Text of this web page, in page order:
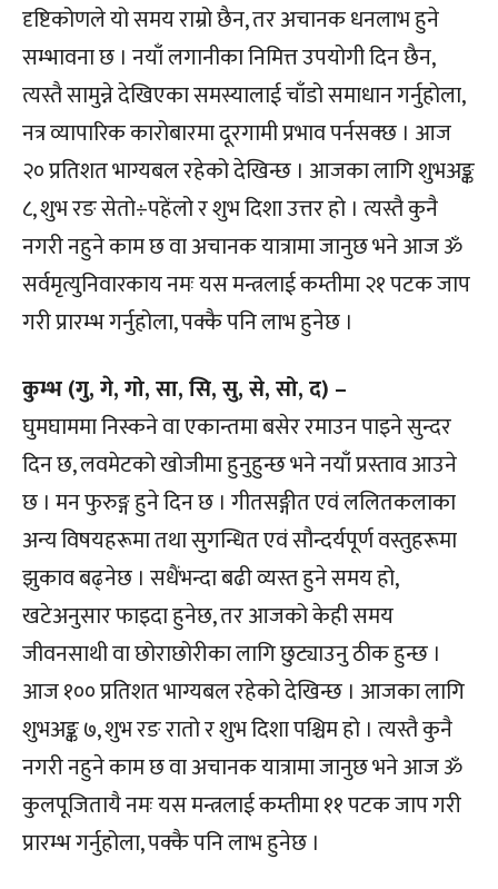
दृष्टिकोणले यो समय राम्रो छैन, तर अचानक धनलाभ हुने
सम्भावना छ । नयाँ लगानीका निमित्त उपयोगी दिन छैन,
त्यस्तै सामुन्ने देखिएका समस्यालाई चाँडो समाधान गर्नुहोला,
नत्र व्यापारिक कारोबारमा दूरगामी प्रभाव पर्नसक्छ । आज
२० प्रतिशत भाग्यबल रहेको देखिन्छ । आजका लागि शुभअङ्क
८, शुभ रङ सेतो÷पहेंलो र शुभ दिशा उत्तर हो । त्यस्तै कुनै
नगरी नहुने काम छ वा अचानक यात्रामा जानुछ भने आज ॐ
सर्वमृत्युनिवारकाय नमः यस मन्त्रलाई कम्तीमा २१ पटक जाप
गरी प्रारम्भ गर्नुहोला, पक्कै पनि लाभ हुनेछ ।
कुम्भ (गु, गे, गो, सा, सि, सु, से, सो, द) –
घुमघाममा निस्कने वा एकान्तमा बसेर रमाउन पाइने सुन्दर
दिन छ, लवमेटको खोजीमा हुनुहुन्छ भने नयाँ प्रस्ताव आउने
छ । मन फुरुङ्ग हुने दिन छ । गीतसङ्गीत एवं ललितकलाका
अन्य विषयहरूमा तथा सुगन्धित एवं सौन्दर्यपूर्ण वस्तुहरूमा
झुकाव बढ्नेछ । सधैंभन्दा बढी व्यस्त हुने समय हो,
खटेअनुसार फाइदा हुनेछ, तर आजको केही समय
जीवनसाथी वा छोराछोरीका लागि छुट्याउनु ठीक हुन्छ ।
आज १०० प्रतिशत भाग्यबल रहेको देखिन्छ । आजका लागि
शुभअङ्क ७, शुभ रङ रातो र शुभ दिशा पश्चिम हो । त्यस्तै कुनै
नगरी नहुने काम छ वा अचानक यात्रामा जानुछ भने आज ॐ
कुलपूजितायै नमः यस मन्त्रलाई कम्तीमा ११ पटक जाप गरी
प्रारम्भ गर्नुहोला, पक्कै पनि लाभ हुनेछ ।